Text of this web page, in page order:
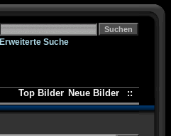
Erweiterte Suche
Top Bilder Neue Bilder ::